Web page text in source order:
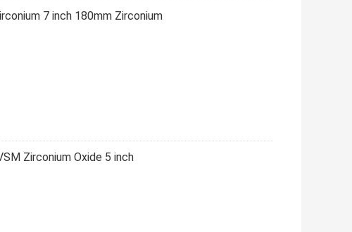
7 inch 180mm Zirconium
Zirconium Oxide 5 inch